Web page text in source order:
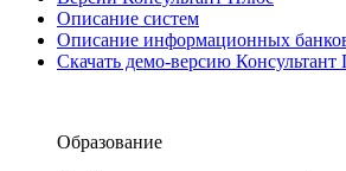
Описание систем
Описание информационных
Скачать демо-версию
Образование